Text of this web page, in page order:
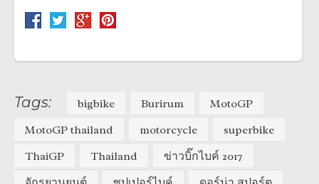
Tags: bigbike Burirum
MotoGP
MotoGP thailand
motorcycle
superbike
ThaiGP
Thailand
ข่าวบิ๊กไบค์ 2017